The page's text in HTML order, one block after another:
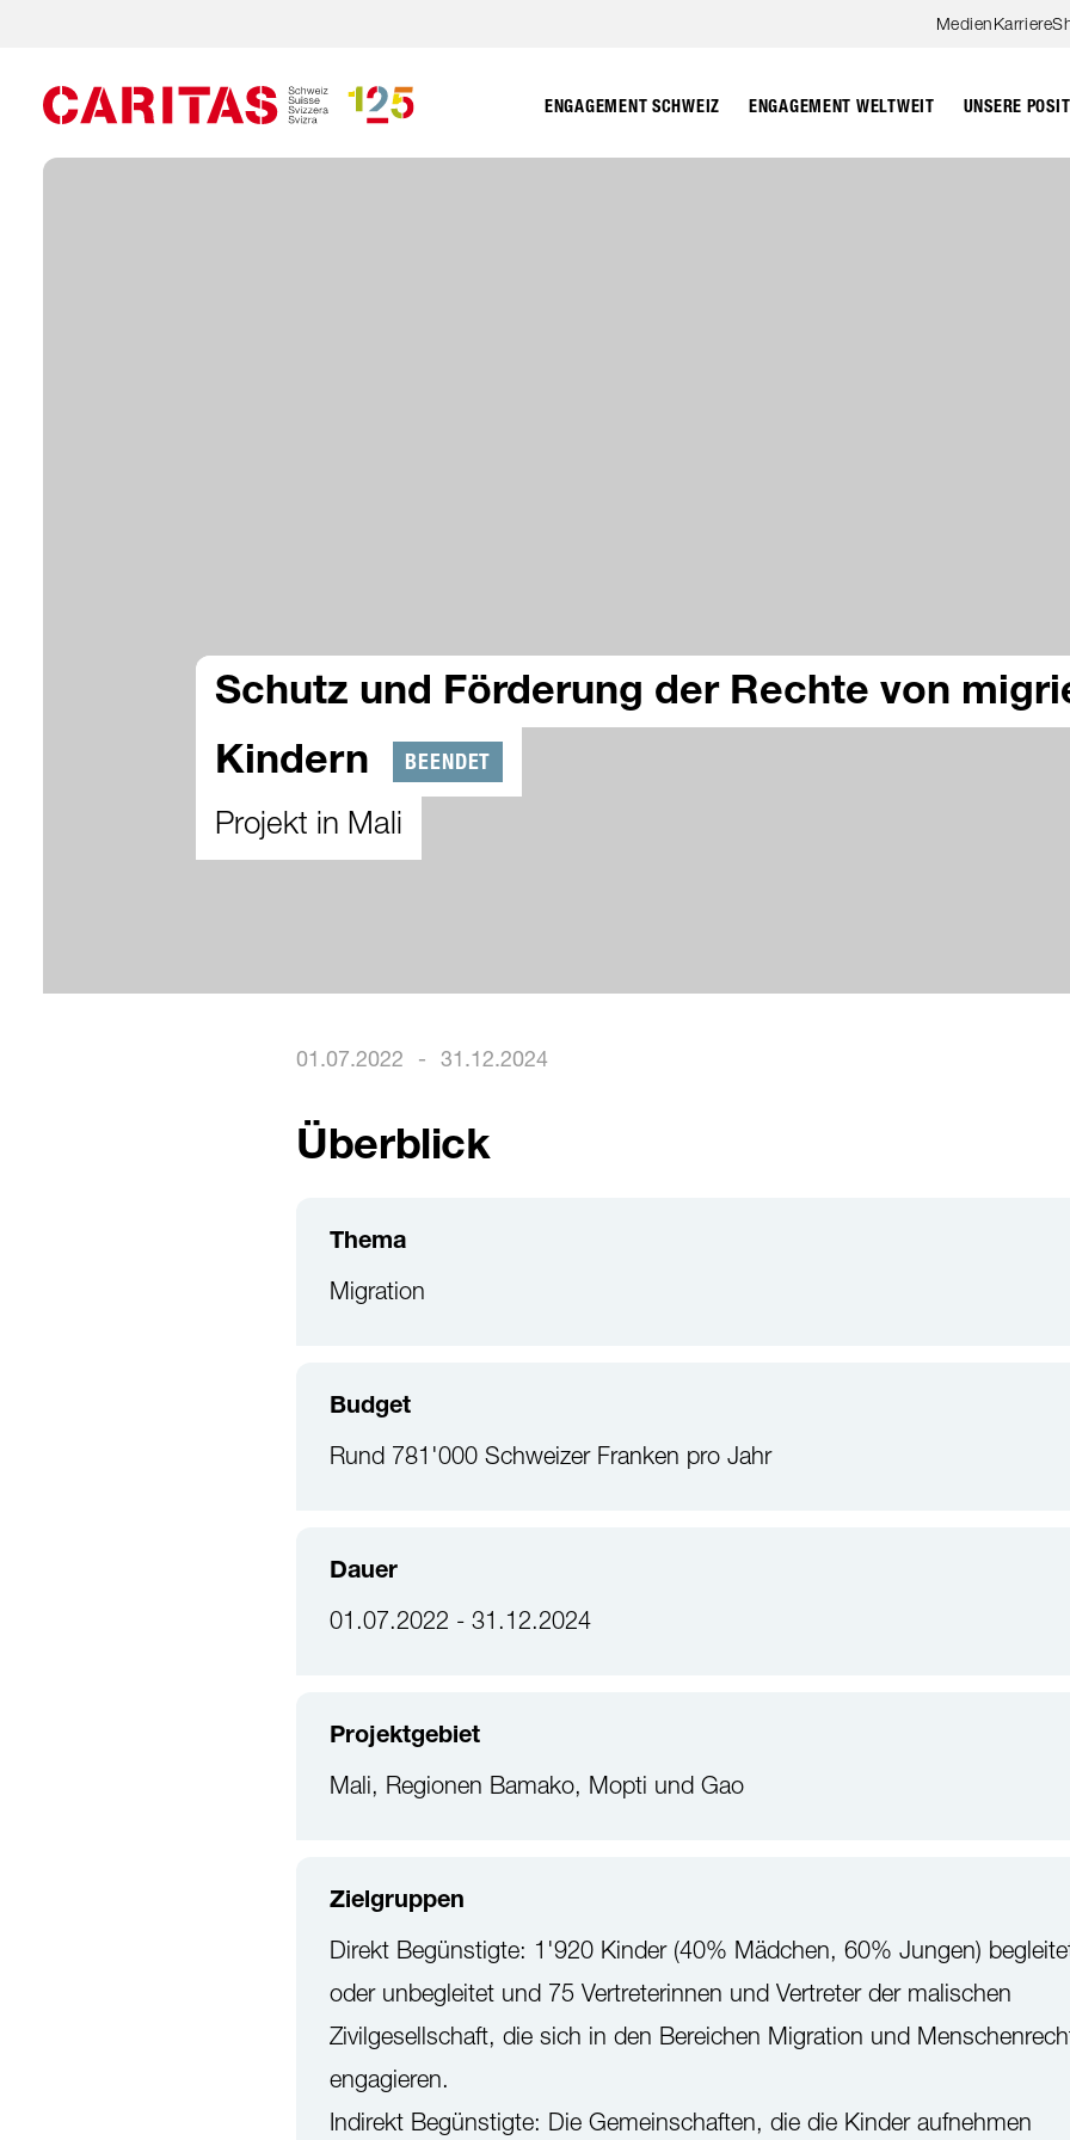
Zum Hauptinhalt springen
MedienKarriere
ENGAGEMENT SCHWEIZ ENGAGEMENT WELTWEIT UNSERE
Schutz und Förderung der Rechte von
Kindern
BEENDET
Projekt in Mali
01.07.2022 - 31.12.2024
Überblick
Thema
Migration
Budget
Rund 781'000 Schweizer Franken pro Jahr
Dauer
01.07.2022 - 31.12.2024
Projektgebiet
Mali, Regionen Bamako, Mopti und Gao
Zielgruppen
Direkt Begünstigte: 1'920 Kinder (40% Mädchen, 60% Jungen)
oder unbegleitet und 75 Vertreterinnen und Vertreter der malischen
Zivilgesellschaft, die sich in den Bereichen Migration und
engagieren.
Indirekt Begünstigte: Die Gemeinschaften, die die Kinder aufnehmen